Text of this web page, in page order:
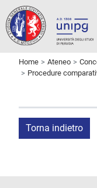
Home Ateneo
Procedure
Torna indietro